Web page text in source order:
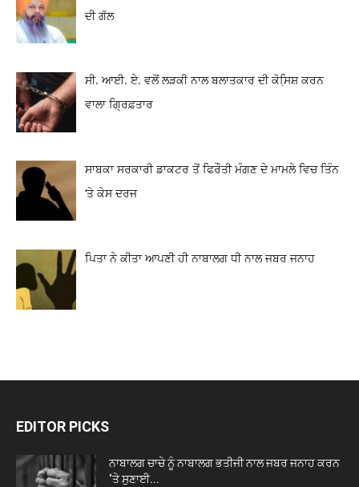
ਦੀ ਗੱਲ
ਸੀ. ਆਈ. ਏ. ਵਲੋਂ ਲੜਕੀ ਨਾਲ ਬਲਾਤਕਾਰ ਦੀ ਕੋਸਿ਼ਸ਼ ਕਰਨ
ਵਾਲਾ ਗ੍ਰਿਫ਼ਤਾਰ
ਸਾਬਕਾ ਸਰਕਾਰੀ ਡਾਕਟਰ ਤੋਂ ਫਿਰੌਤੀ ਮੰਗਣ ਦੇ ਮਾਮਲੇ ਵਿਚ ਤਿੰਨ
‘ਤੇ ਕੇਸ ਦਰਜ
ਪਿਤਾ ਨੇ ਕੀਤਾ ਆਪਣੀ ਹੀ ਨਾਬਾਲਗ ਧੀ ਨਾਲ ਜਬਰ ਜਨਾਹ
EDITOR PICKS
ਨਾਬਾਲਗ ਚਾਚੇ ਨੂੰ ਨਾਬਾਲਗ ਭਤੀਜੀ ਨਾਲ ਜਬਰ ਜਨਾਹ ਕਰਨ
‘ਤੇ ਸੁਣਾਈ...